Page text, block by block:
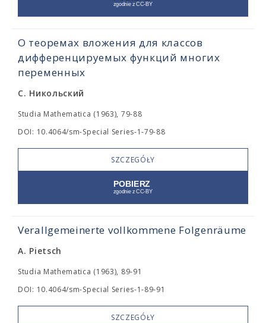
О теоремах вложения для классов
дифференцируемых функций многих
переменных
С. Никольский
Studia Mathematica (1963), 79-88
DOI: 10.4064/sm-Special Series-1-79-88
SZCZEGÓŁY
Verallgemeinerte vollkommene Folgenräume
A. Pietsch
Studia Mathematica (1963), 89-91
DOI: 10.4064/sm-Special Series-1-89-91
SZCZEGÓŁY